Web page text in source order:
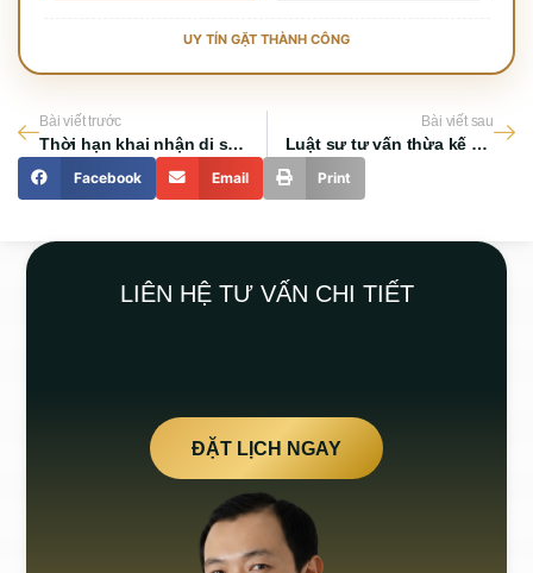
UY TÍN GẶT THÀNH CÔNG
Bài viết trước
Thời hạn khai nhận di sản thừa kế và những quy định quan trọng
Bài viết sau
Luật sư tư vấn thừa kế và những lưu ý pháp lý quan trọng
Facebook Email Print
LIÊN HỆ TƯ VẤN CHI TIẾT
ĐẶT LỊCH NGAY